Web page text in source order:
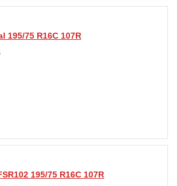
195/75 R16C 107R
195/75 R16C 107R